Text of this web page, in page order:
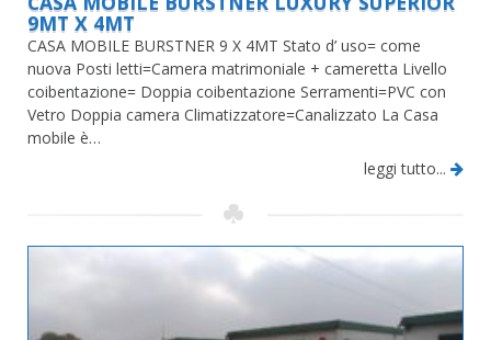
9MT X 4MT
CASA MOBILE BURSTNER 9 X 4MT Stato d’ uso= come
nuova Posti letti=Camera matrimoniale + cameretta Livello
coibentazione= Doppia coibentazione Serramenti=PVC con
Vetro Doppia camera Climatizzatore=Canalizzato La Casa
mobile è…
leggi tutto...